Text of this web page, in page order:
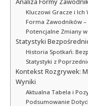
Kluczowi Gracze i Ich
Forma Zawodników –
Potencjalne Zmiany
Statystyki
Historia Spotkań:
Statystyki z
Kontekst Rozgrywek:
Wyniki
Aktualna Tabela i
Podsumowanie